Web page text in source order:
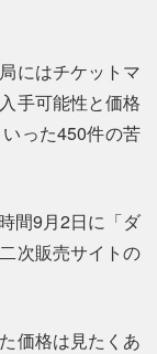
にはチケットマ
手可能性と価格
った450件の苦
間9月2日に「ダ
次販売サイトの
価格は見たくあ